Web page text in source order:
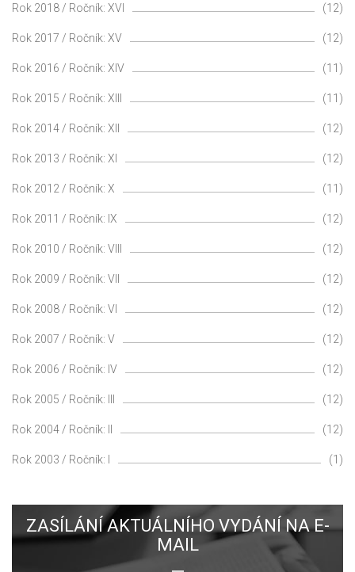
Rok 2018 / Ročník: XVI (12)
Rok 2017 / Ročník: XV (12)
Rok 2016 / Ročník: XIV (11)
Rok 2015 / Ročník: XIII (11)
Rok 2014 / Ročník: XII (12)
Rok 2013 / Ročník: XI (12)
Rok 2012 / Ročník: X (11)
Rok 2011 / Ročník: IX (12)
Rok 2010 / Ročník: VIII (12)
Rok 2009 / Ročník: VII (12)
Rok 2008 / Ročník: VI (12)
Rok 2007 / Ročník: V (12)
Rok 2006 / Ročník: IV (12)
Rok 2005 / Ročník: III (12)
Rok 2004 / Ročník: II (12)
Rok 2003 / Ročník: I (1)
ZASÍLÁNÍ AKTUÁLNÍHO VYDÁNÍ NA E-
MAIL